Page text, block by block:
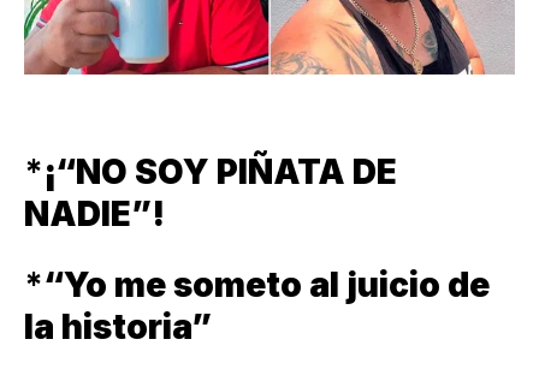
*¡“NO SOY PIÑATA DE
NADIE”!
*“Yo me someto al juicio de
la historia”